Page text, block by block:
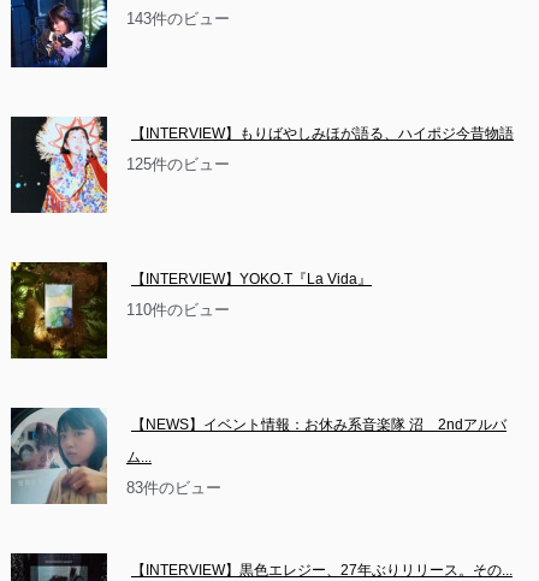
143件のビュー
【INTERVIEW】もりばやしみほが語る、ハイポジ今昔物語
125件のビュー
【INTERVIEW】YOKO.T『La Vida』
110件のビュー
【NEWS】イベント情報：お休み系音楽隊 沼　2ndアルバ
ム...
83件のビュー
【INTERVIEW】黒色エレジー、27年ぶりリリース。その...